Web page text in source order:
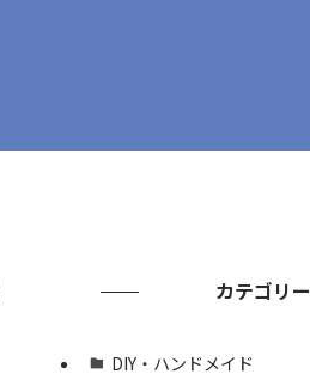
カテゴリー
DIY・ハンドメイド